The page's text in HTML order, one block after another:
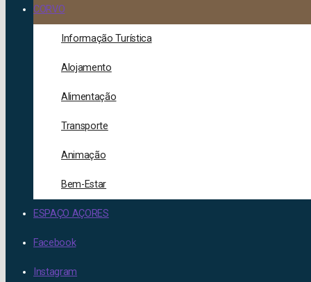
CORVO
Informação Turística
Alojamento
Alimentação
Transporte
Animação
Bem-Estar
ESPAÇO AÇORES
Facebook
Instagram